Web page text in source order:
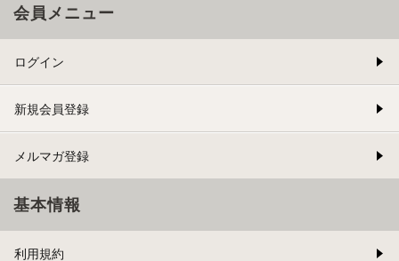
会員メニュー
ログイン
新規会員登録
メルマガ登録
基本情報
利用規約